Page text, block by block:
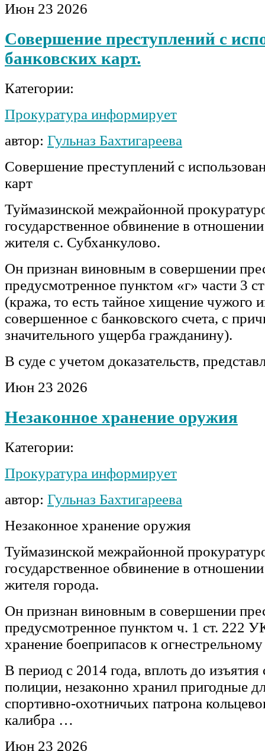
Июн 23 2026
Совершение преступлений с
банковских карт.
Категории:
Прокуратура информирует
автор: Гульназ Бахтигареева
Совершение преступлений с
карт
Туймазинской межрайонной
государственное обвинение в
жителя с. Субханкулово.
Он признан виновным в совершении
предусмотренное пунктом «г» части 3
(кража, то есть тайное хищение чужого
совершенное с банковского счета, с
значительного ущерба гражданину).
В суде с учетом доказательств,
Июн 23 2026
Незаконное хранение оружия
Категории:
Прокуратура информирует
автор: Гульназ Бахтигареева
Незаконное хранение оружия
Туймазинской межрайонной
государственное обвинение в
жителя города.
Он признан виновным в совершении
предусмотренное пунктом ч. 1 ст. 222
хранение боеприпасов к
В период с 2014 года, вплоть до
полиции, незаконно хранил пригодные
спортивно-охотничьих патрона
калибра …
Июн 23 2026